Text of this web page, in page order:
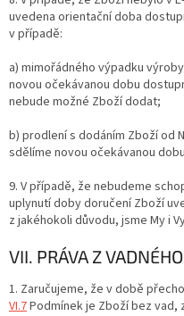
uvedena orientační doba
v případě:
a) mimořádného výpadku
novou očekávanou dobu
nebude možné Zboží dodat;
b) prodlení s dodáním Zboží od
sdělíme novou očekávanou
9. V případě, že nebudeme
uplynutí doby doručení Zboží
z jakéhokoli důvodu, jsme My i
VII. PRÁVA Z
1. Zaručujeme, že v době
VI.7Podmínek je Zboží bez vad,